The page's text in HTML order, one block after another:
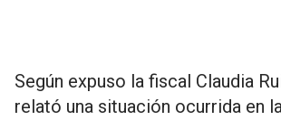
Según expuso la fiscal Claudia
relató una situación ocurrida en